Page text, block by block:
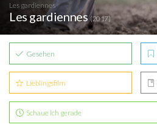
Les gardiennes
Les gardiennes(2017)
Gesehen
Lieblingsfilm
Schaue ich gerade